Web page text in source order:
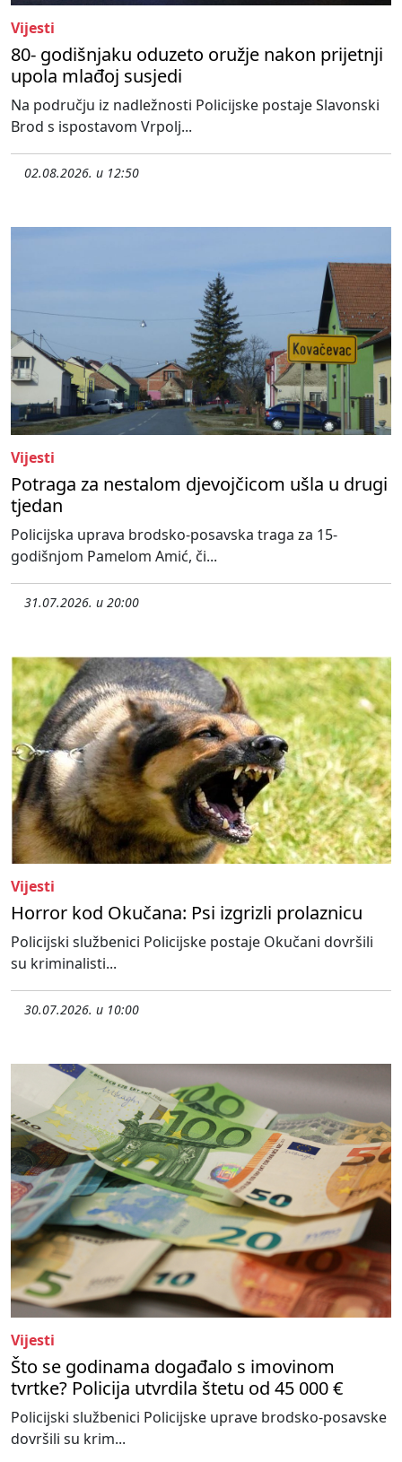
Vijesti
80- godišnjaku oduzeto oružje nakon prijetnji
upola mlađoj susjedi
Na području iz nadležnosti Policijske postaje Slavonski
Brod s ispostavom Vrpolj...
02.08.2026. u 12:50
Vijesti
Potraga za nestalom djevojčicom ušla u drugi
tjedan
Policijska uprava brodsko-posavska traga za 15-
godišnjom Pamelom Amić, či...
31.07.2026. u 20:00
Vijesti
Horror kod Okučana: Psi izgrizli prolaznicu
Policijski službenici Policijske postaje Okučani dovršili
su kriminalisti...
30.07.2026. u 10:00
Vijesti
Što se godinama događalo s imovinom
tvrtke? Policija utvrdila štetu od 45 000 €
Policijski službenici Policijske uprave brodsko-posavske
dovršili su krim...